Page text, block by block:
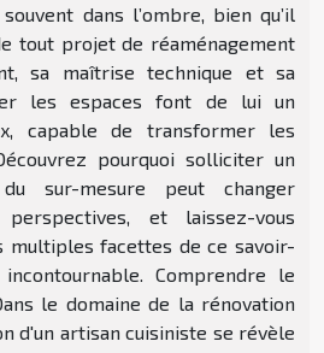
dans l’ombre, bien qu’il
tout projet de réaménagement
sa maîtrise technique et sa
les espaces font de lui un
capable de transformer les
pourquoi solliciter un
sur-mesure peut changer
et laissez-vous
multiples facettes de ce savoir-
Comprendre le
le domaine de la rénovation
d'un artisan cuisiniste se révèle